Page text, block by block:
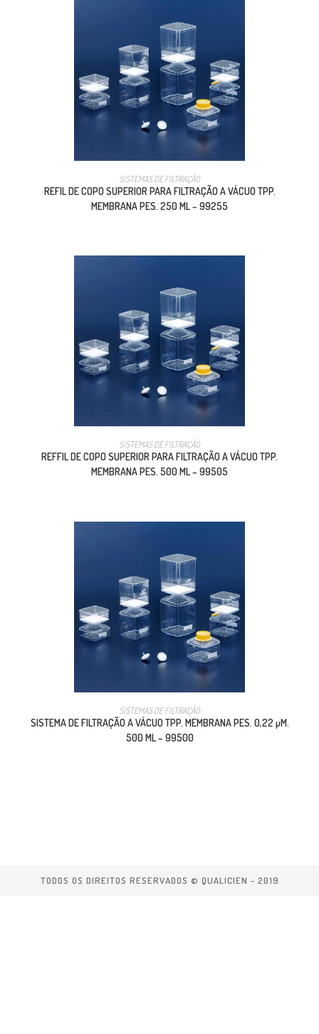
SISTEMAS DE FILTRAÇÃO
REFIL DE COPO SUPERIOR PARA FILTRAÇÃO A VÁCUO TPP.
MEMBRANA PES. 250 ML – 99255
SISTEMAS DE FILTRAÇÃO
REFFIL DE COPO SUPERIOR PARA FILTRAÇÃO A VÁCUO TPP.
MEMBRANA PES. 500 ML – 99505
SISTEMAS DE FILTRAÇÃO
SISTEMA DE FILTRAÇÃO A VÁCUO TPP. MEMBRANA PES. 0,22 µM.
500 ML – 99500
TODOS OS DIREITOS RESERVADOS © QUALICIEN - 2019